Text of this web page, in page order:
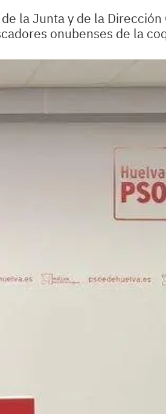
la Junta y de la
onubenses de la